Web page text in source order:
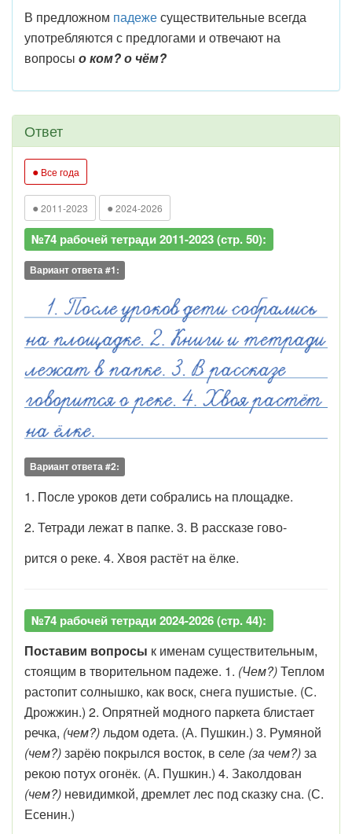
В предложном падежесуществительные всегда
употребляются с предлогами и отвечают на
вопросы о ком? о чём?
Ответ
● Все года
● 2011-2023 ● 2024-2026
№74 рабочей тетради 2011-2023 (стр. 50):
Вариант ответа #1:
Вариант ответа #2:
1. После уроков дети собрались на площадке.
2. Тетради лежат в папке. 3. В рассказе гово-
рится о реке. 4. Хвоя растёт на ёлке.
№74 рабочей тетради 2024-2026 (стр. 44):
Поставим вопросы к именам существительным,
стоящим в творительном падеже. 1. (Чем?)Теплом
растопит солнышко, как воск, снега пушистые. (С.
Дрожжин.) 2. Опрятней модного паркета блистает
речка, (чем?)льдом одета. (А. Пушкин.) 3. Румяной
(чем?)зарёю покрылся восток, в селе (за чем?)за
рекою потух огонёк. (А. Пушкин.) 4. Заколдован
(чем?) невидимкой, дремлет лес под сказку сна. (С.
Есенин.)